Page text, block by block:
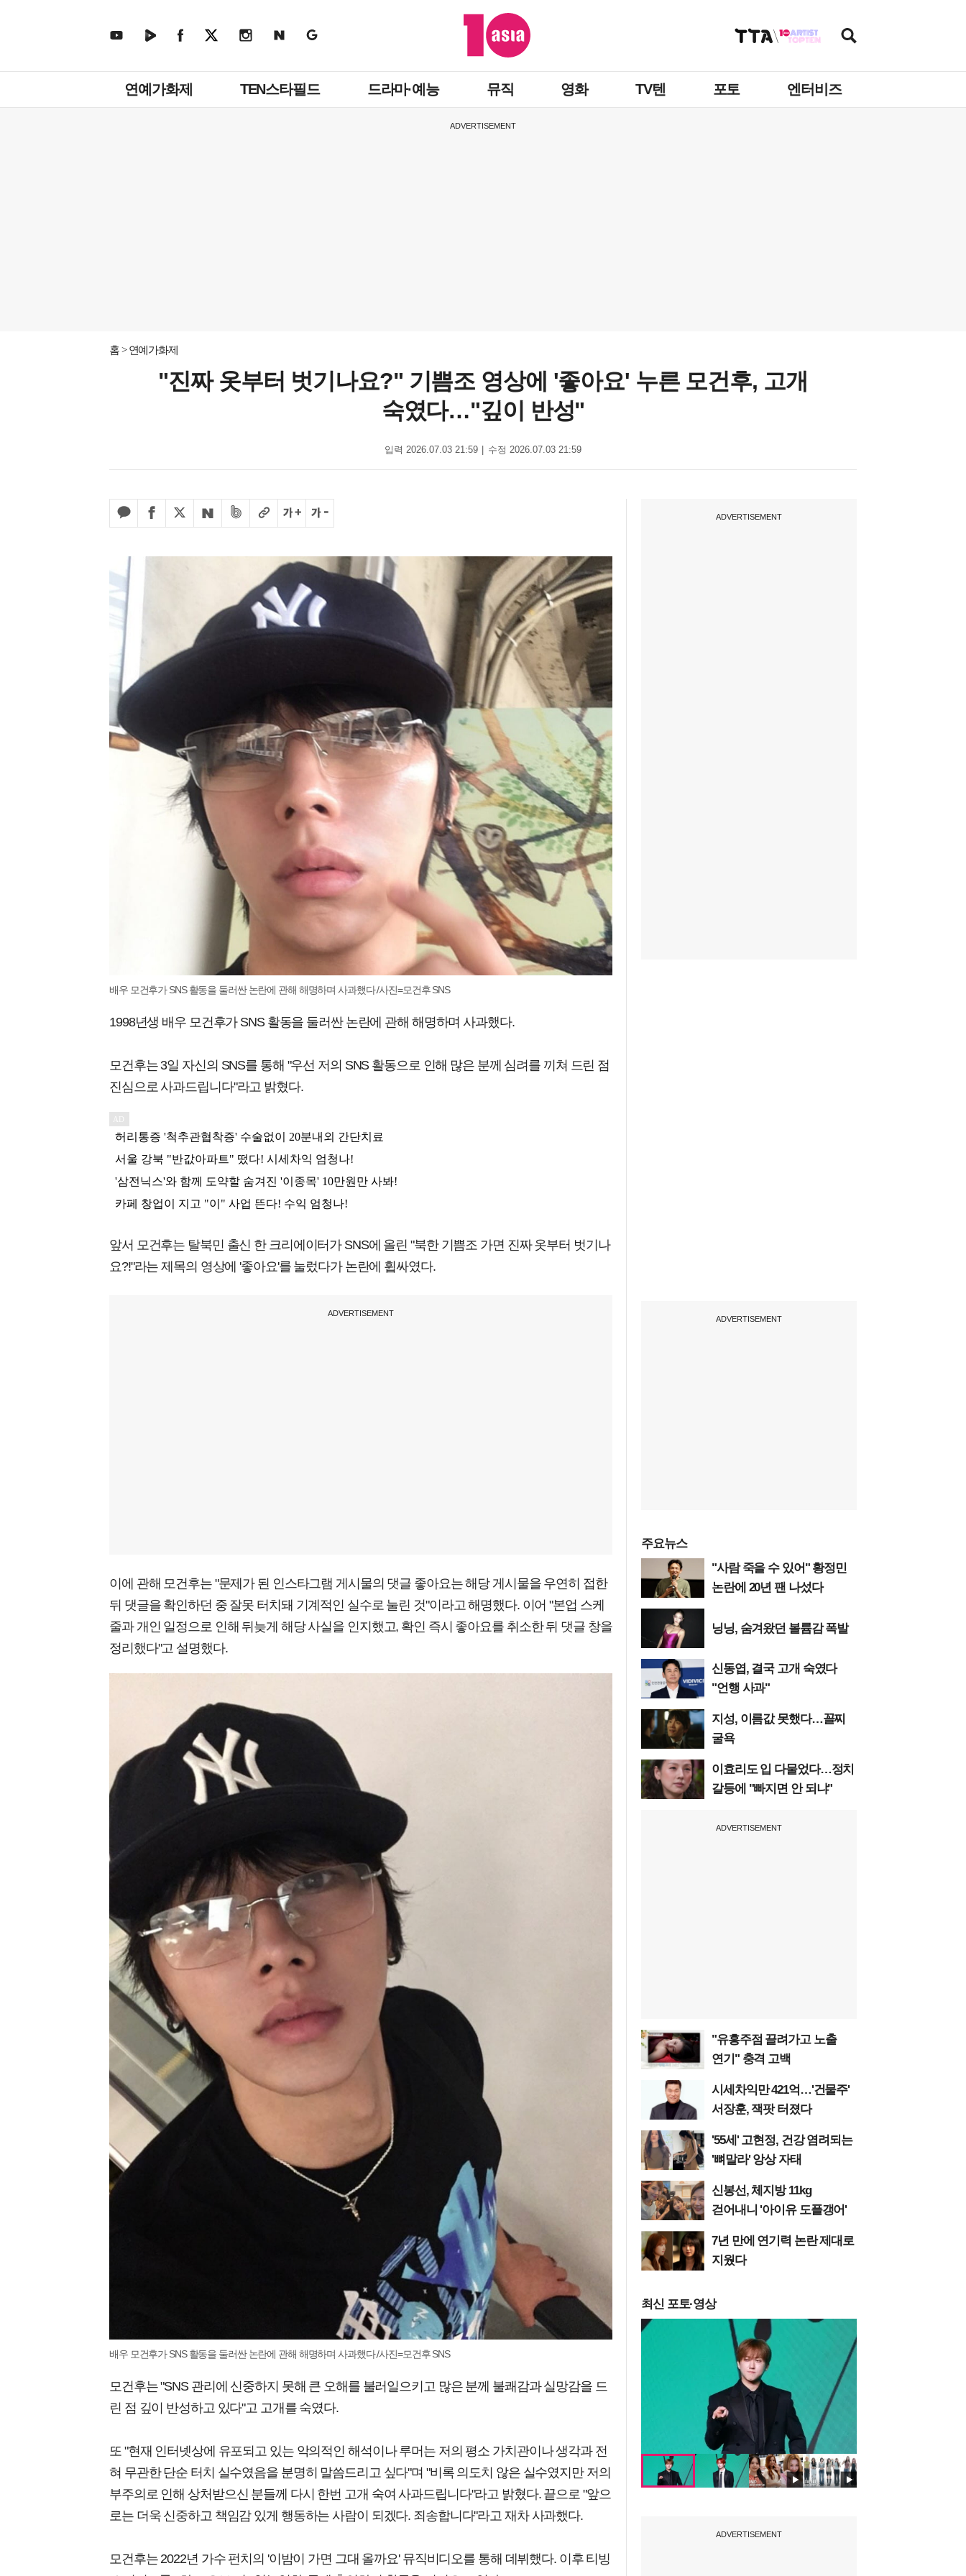
뉴
연예가화제 TEN스타필드 드라마·예능 뮤직 영화 TV텐 포토 엔터비즈
ADVERTISEMENT
홈 연예가화제
"진짜 옷부터 벗기나요?" 기쁨조 영상에 '좋아요' 누른 모건후, 고개
숙였다…"깊이 반성"
입력 2026.07.03 21:59 수정 2026.07.03 21:59
배우 모건후가 SNS 활동을 둘러싼 논란에 관해 해명하며 사과했다./사진=모건후 SNS
1998년생 배우 모건후가 SNS 활동을 둘러싼 논란에 관해 해명하며 사과했다.
모건후는 3일 자신의 SNS를 통해 "우선 저의 SNS 활동으로 인해 많은 분께 심려를 끼쳐 드린 점
진심으로 사과드립니다"라고 밝혔다.
앞서 모건후는 탈북민 출신 한 크리에이터가 SNS에 올린 "북한 기쁨조 가면 진짜 옷부터 벗기나
요?!"라는 제목의 영상에 '좋아요'를 눌렀다가 논란에 휩싸였다.
ADVERTISEMENT
이에 관해 모건후는 "문제가 된 인스타그램 게시물의 댓글 좋아요는 해당 게시물을 우연히 접한
뒤 댓글을 확인하던 중 잘못 터치돼 기계적인 실수로 눌린 것"이라고 해명했다. 이어 "본업 스케
줄과 개인 일정으로 인해 뒤늦게 해당 사실을 인지했고, 확인 즉시 좋아요를 취소한 뒤 댓글 창을
정리했다"고 설명했다.
배우 모건후가 SNS 활동을 둘러싼 논란에 관해 해명하며 사과했다./사진=모건후 SNS
모건후는 "SNS 관리에 신중하지 못해 큰 오해를 불러일으키고 많은 분께 불쾌감과 실망감을 드
린 점 깊이 반성하고 있다"고 고개를 숙였다.
또 "현재 인터넷상에 유포되고 있는 악의적인 해석이나 루머는 저의 평소 가치관이나 생각과 전
혀 무관한 단순 터치 실수였음을 분명히 말씀드리고 싶다"며 "비록 의도치 않은 실수였지만 저의
부주의로 인해 상처받으신 분들께 다시 한번 고개 숙여 사과드립니다"라고 밝혔다. 끝으로 "앞으
로는 더욱 신중하고 책임감 있게 행동하는 사람이 되겠다. 죄송합니다"라고 재차 사과했다.
모건후는 2022년 가수 펀치의 '이밤이 가면 그대 올까요' 뮤직비디오를 통해 데뷔했다. 이후 티빙
ADVERTISEMENT
ADVERTISEMENT
주요뉴스
"사람 죽을 수 있어" 황정민
논란에 20년 팬 나섰다
닝닝, 숨겨왔던 볼륨감 폭발
신동엽, 결국 고개 숙였다
"언행 사과"
지성, 이름값 못했다…꼴찌
굴욕
이효리도 입 다물었다…정치
갈등에 "빠지면 안 되냐"
ADVERTISEMENT
"유흥주점 끌려가고 노출
연기" 충격 고백
시세차익만 421억…'건물주'
서장훈, 잭팟 터졌다
'55세' 고현정, 건강 염려되는
'뼈말라' 앙상 자태
신봉선, 체지방 11kg
걷어내니 '아이유 도플갱어'
7년 만에 연기력 논란 제대로
지웠다
최신 포토·영상
ADVERTISEMENT